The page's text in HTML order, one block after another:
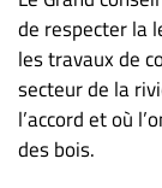
de respecter la
les travaux de
secteur de la
l’accord et où
des bois.